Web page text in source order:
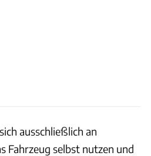
ausschließlich an
Fahrzeug selbst nutzen und